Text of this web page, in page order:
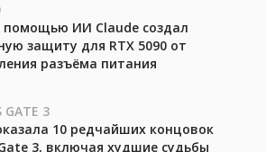
помощью ИИ Claude создал
защиту для RTX 5090 от
разъёма питания
GATE 3
10 редчайших концовок
3, включая худшие судьбы